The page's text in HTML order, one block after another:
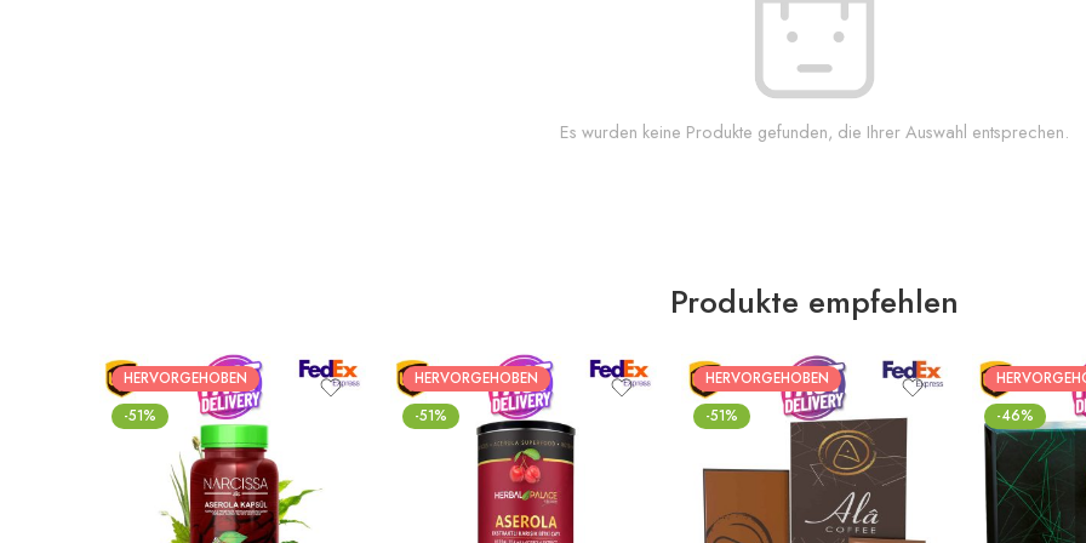
Es wurden keine Produkte gefunden, die Ihrer Auswahl entsprechen.
Produkte empfehlen
HERVORGEHOBEN
-51%
HERVORGEHOBEN
-51%
HERVORGEHOBEN
-51%
-46%